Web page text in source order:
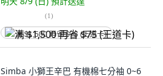
(1)
满 $1,500 再省 $75 (王道卡)
Simba 小獅王辛巴 有機棉七分袖 0~6